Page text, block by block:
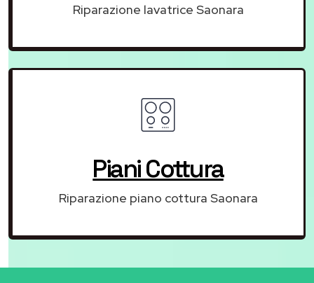
Riparazione lavatrice Saonara
Piani Cottura
Riparazione piano cottura Saonara